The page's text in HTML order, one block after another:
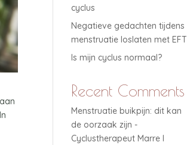
cyclus
Negatieve gedachten tijdens
menstruatie loslaten met EFT
Is mijn cyclus normaal?
Recent Comments
Menstruatie buikpijn: dit kan
de oorzaak zijn -
Cyclustherapeut Marre I